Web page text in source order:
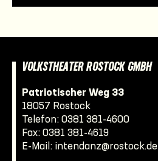
VOLKSTHEATER ROSTOCK GMBH
Patriotischer Weg 33
18057 Rostock
Telefon: 0381 381-4600
Fax: 0381 381-4619
E-Mail: intendanz@rostock.de